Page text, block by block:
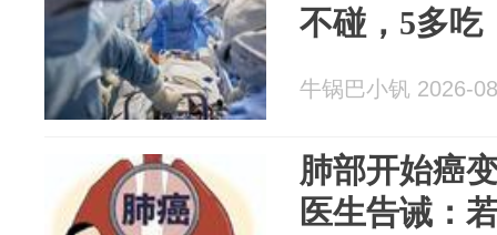
不碰，5多吃
牛锅巴小钒 2026-
肺部开始癌
医生告诫：